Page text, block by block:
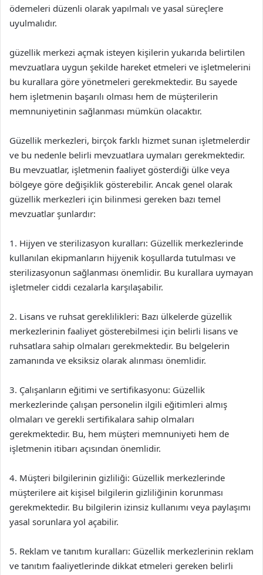
ödemeleri düzenli olarak yapılmalı ve yasal süreçlere
uyulmalıdır.
güzellik merkezi açmak isteyen kişilerin yukarıda belirtilen
mevzuatlara uygun şekilde hareket etmeleri ve işletmelerini
bu kurallara göre yönetmeleri gerekmektedir. Bu sayede
hem işletmenin başarılı olması hem de müşterilerin
memnuniyetinin sağlanması mümkün olacaktır.
Güzellik merkezleri, birçok farklı hizmet sunan işletmelerdir
ve bu nedenle belirli mevzuatlara uymaları gerekmektedir.
Bu mevzuatlar, işletmenin faaliyet gösterdiği ülke veya
bölgeye göre değişiklik gösterebilir. Ancak genel olarak
güzellik merkezleri için bilinmesi gereken bazı temel
mevzuatlar şunlardır:
1. Hijyen ve sterilizasyon kuralları: Güzellik merkezlerinde
kullanılan ekipmanların hijyenik koşullarda tutulması ve
sterilizasyonun sağlanması önemlidir. Bu kurallara uymayan
işletmeler ciddi cezalarla karşılaşabilir.
2. Lisans ve ruhsat gereklilikleri: Bazı ülkelerde güzellik
merkezlerinin faaliyet gösterebilmesi için belirli lisans ve
ruhsatlara sahip olmaları gerekmektedir. Bu belgelerin
zamanında ve eksiksiz olarak alınması önemlidir.
3. Çalışanların eğitimi ve sertifikasyonu: Güzellik
merkezlerinde çalışan personelin ilgili eğitimleri almış
olmaları ve gerekli sertifikalara sahip olmaları
gerekmektedir. Bu, hem müşteri memnuniyeti hem de
işletmenin itibarı açısından önemlidir.
4. Müşteri bilgilerinin gizliliği: Güzellik merkezlerinde
müşterilere ait kişisel bilgilerin gizliliğinin korunması
gerekmektedir. Bu bilgilerin izinsiz kullanımı veya paylaşımı
yasal sorunlara yol açabilir.
5. Reklam ve tanıtım kuralları: Güzellik merkezlerinin reklam
ve tanıtım faaliyetlerinde dikkat etmeleri gereken belirli